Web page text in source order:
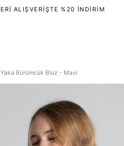
ALIŞVERIŞTE %20 İNDIRIM
Yaka Bürümcük Bluz - Mavi